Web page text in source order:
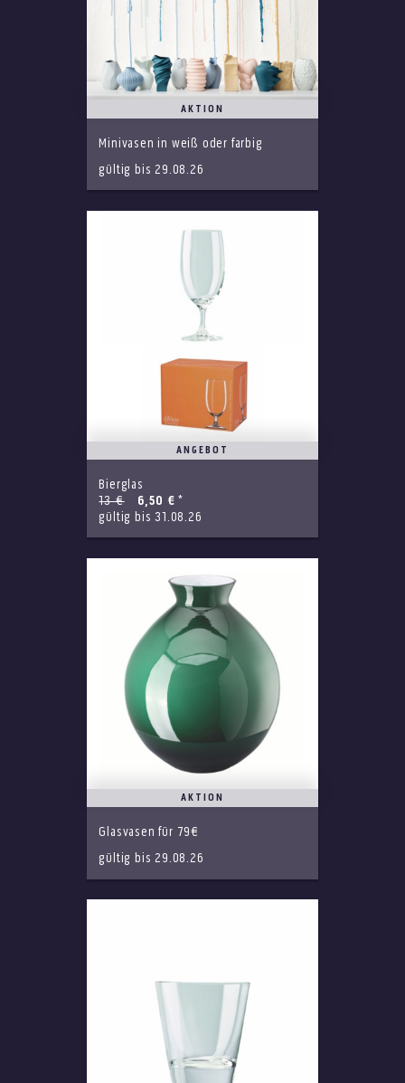
AKTION
Minivasen in weiß oder farbig
gültig bis 29.08.26
ANGEBOT
Bierglas
13 €
6,50 € *
gültig bis 31.08.26
AKTION
Glasvasen für 79€
gültig bis 29.08.26